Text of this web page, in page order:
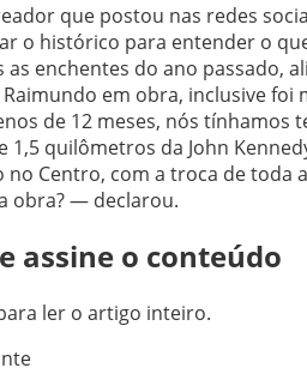
que postou nas redes
o histórico para entender o
enchentes do ano passado,
em obra, inclusive foi
de 12 meses, nós
quilômetros da John
Centro, com a troca de toda
obra? — declarou.
assine o conteúdo
ler o artigo inteiro.